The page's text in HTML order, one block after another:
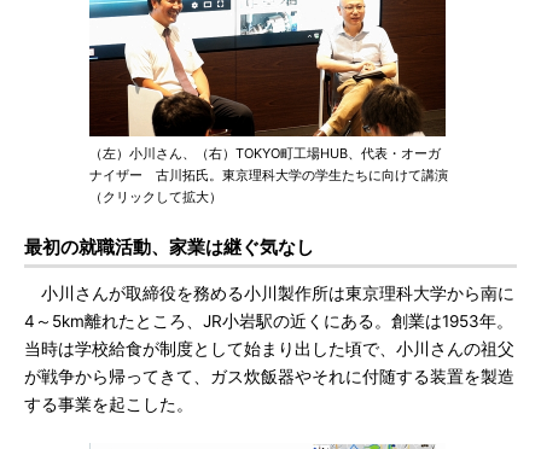
（左）小川さん、（右）TOKYO町工場HUB、代表・オーガ
ナイザー 古川拓氏。東京理科大学の学生たちに向けて講演
（クリックして拡大）
最初の就職活動、家業は継ぐ気なし
小川さんが取締役を務める小川製作所は東京理科大学から南に
4～5km離れたところ、JR小岩駅の近くにある。創業は1953年。
当時は学校給食が制度として始まり出した頃で、小川さんの祖父
が戦争から帰ってきて、ガス炊飯器やそれに付随する装置を製造
する事業を起こした。